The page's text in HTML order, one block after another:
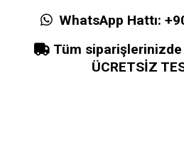
WhatsApp Hattı:
Tüm
ÜCRETSİZ